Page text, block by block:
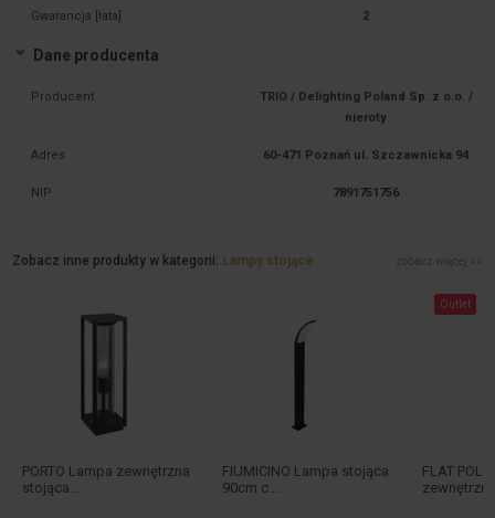
Gwarancja [lata] 2
Dane producenta
Producent
TRIO / Delighting Poland Sp. z o.o. /
nieroty
Adres 60-471 Poznań ul. Szczawnicka 94
NIP 7891751756
Zobacz inne produkty w kategorii: Lampy stojące zobacz więcej >>
PORTO Lampa zewnętrzna
stojąca...
FIUMICINO Lampa stojąca
90cm c...
Outlet
FLAT